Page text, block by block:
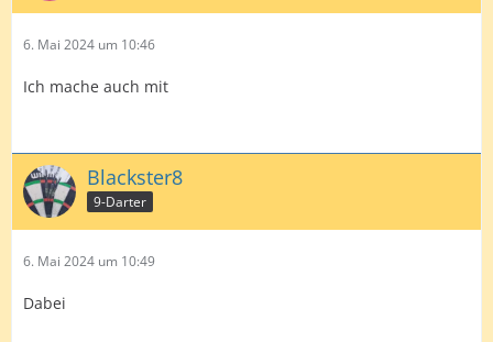
6. Mai 2024 um 10:46
Ich mache auch mit
Blackster8
9-Darter
6. Mai 2024 um 10:49
Dabei